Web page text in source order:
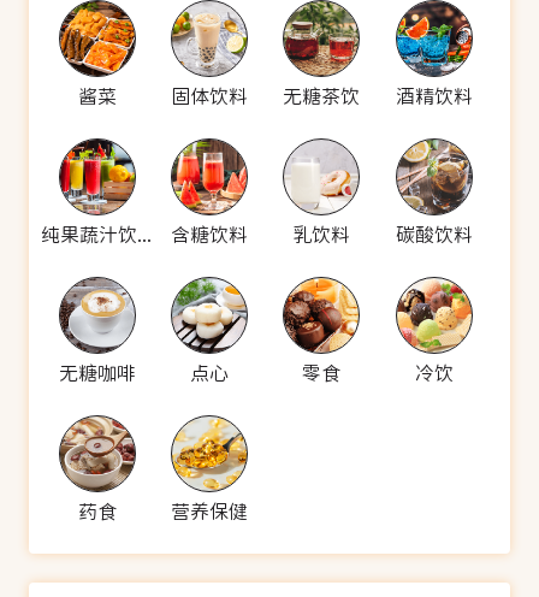
酱菜 固体饮料 无糖茶饮 酒精饮料
纯果蔬汁饮料 含糖饮料 乳饮料 碳酸饮料
无糖咖啡 点心 零食 冷饮
药食 营养保健